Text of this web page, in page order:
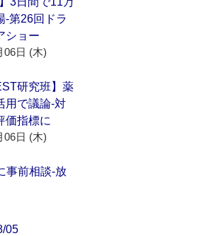
‐第26回ドラ
ショー
06日 (木)
研究班】薬
用で議論‐対
価指標に
06日 (木)
事前相談‐放
05